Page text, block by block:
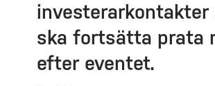
investerarkontakter
ska fortsätta prata
efter eventet.